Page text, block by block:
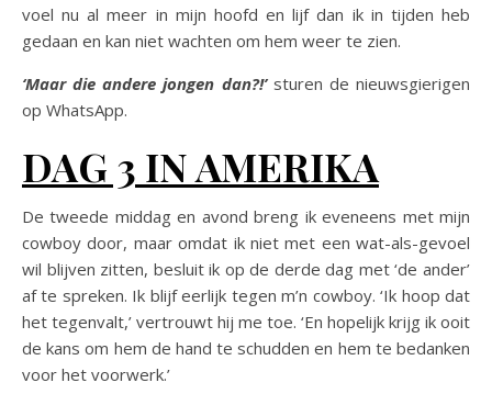
voel nu al meer in mijn hoofd en lijf dan ik in tijden heb
gedaan en kan niet wachten om hem weer te zien.
‘Maar die andere jongen dan?!’sturen de nieuwsgierigen
op WhatsApp.
DAG 3 IN AMERIKA
De tweede middag en avond breng ik eveneens met mijn
cowboy door, maar omdat ik niet met een wat-als-gevoel
wil blijven zitten, besluit ik op de derde dag met ‘de ander’
af te spreken. Ik blijf eerlijk tegen m’n cowboy. ‘Ik hoop dat
het tegenvalt,’ vertrouwt hij me toe. ‘En hopelijk krijg ik ooit
de kans om hem de hand te schudden en hem te bedanken
voor het voorwerk.’